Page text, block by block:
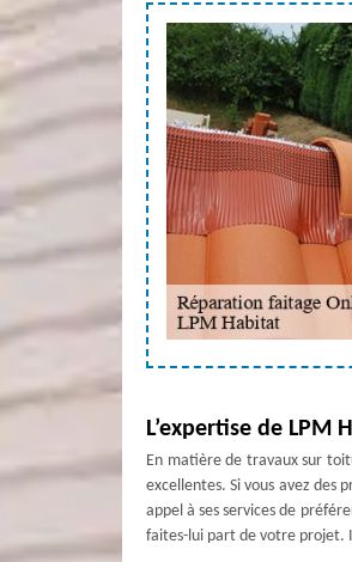
L’expertise de
En matière de travaux sur
excellentes. Si vous avez des
appel à ses services de
faites-lui part de votre projet.